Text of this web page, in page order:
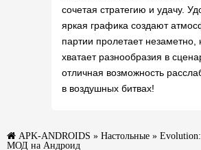
сочетая стратегию и удачу.
яркая графика создают
партии пролетает незаметно,
хватает разнообразия в
отличная возможность
в воздушных битвах!
APK-ANDROIDS » Настольные »
МОД на Андроид